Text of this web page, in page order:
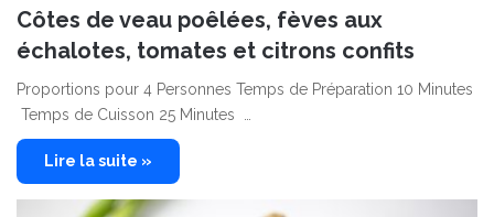
Côtes de veau poêlées, fèves aux
échalotes, tomates et citrons confits
Proportions pour 4 Personnes Temps de Préparation 10 Minutes
Temps de Cuisson 25 Minutes …
Lire la suite »